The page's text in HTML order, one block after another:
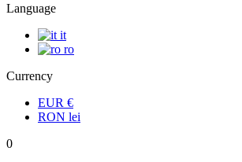
Language
it
ro
Currency
EUR €
RON lei
0